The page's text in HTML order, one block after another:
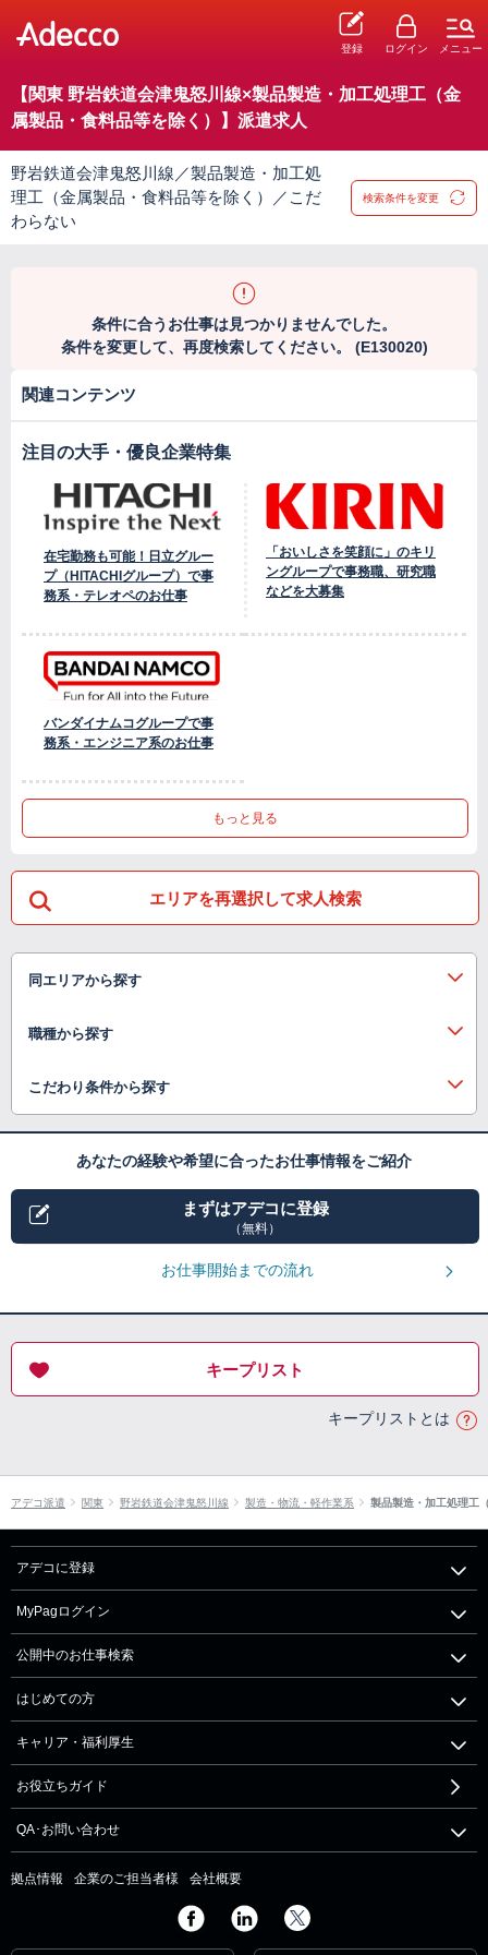
登録 ログイン メニュー
【関東 野岩鉄道会津鬼怒川線×製品製造・加工処理工（金
属製品・食料品等を除く）】派遣求人
野岩鉄道会津鬼怒川線／製品製造・加工処
理工（金属製品・食料品等を除く）／こだ
わらない
検索条件を変更
条件に合うお仕事は見つかりませんでした。
条件を変更して、再度検索してください。 (E130020)
関連コンテンツ
注目の大手・優良企業特集
在宅勤務も可能！日立グルー
プ（HITACHIグループ）で事
務系・テレオペのお仕事
「おいしさを笑顔に」のキリ
ングループで事務職、研究職
などを大募集
バンダイナムコグループで事
務系・エンジニア系のお仕事
もっと見る
エリアを再選択して求人検索
同エリアから探す
職種から探す
こだわり条件から探す
あなたの経験や希望に合ったお仕事情報をご紹介
まずはアデコに登録
（無料）
お仕事開始までの流れ
キープリスト
キープリストとは
アデコ派遣 関東 野岩鉄道会津鬼怒川線 製造・物流・軽作業系 製品製造・加工処理工
アデコに登録
MyPagログイン
公開中のお仕事検索
はじめての方
キャリア・福利厚生
お役立ちガイド
QA･お問い合わせ
拠点情報 企業のご担当者様 会社概要